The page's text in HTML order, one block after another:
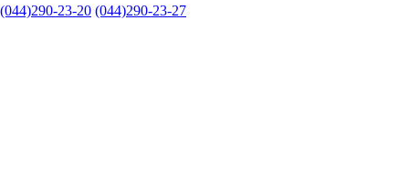
(044)290-23-20 (044)290-23-27